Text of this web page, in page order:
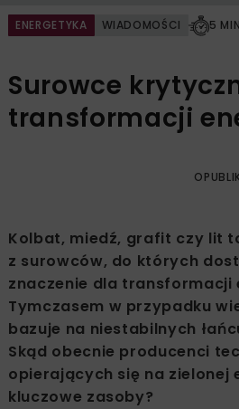
ENERGETYKA WIADOMOŚCI 5
Surowce
transformacji
Kolbat, miedź, grafit czy lit
z surowców, do których
znaczenie dla transformacji
Tymczasem w przypadku
bazuje na niestabilnych
Skąd obecnie producenci
opierających się na zielonej
kluczowe zasoby?